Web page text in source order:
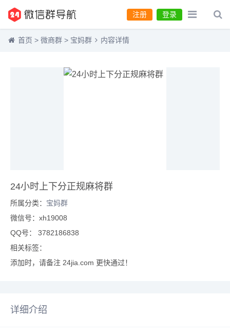
登录
注册
首页 > 微商群 > 宝妈群 内容详情
24小时上下分正规麻将群
所属分类： 宝妈群
微信号：xh19008
QQ号： 3782186838
相关标签：
添加时，请备注 24jia.com 更快通过！
详细介绍